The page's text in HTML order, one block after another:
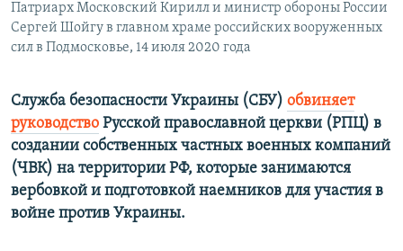
УКРАИНСКАЯ ПРОБЛЕМА КРЫМА
Все сайты RFE/RL
Патриарх Московский Кирилл и министр обороны России
Сергей Шойгу в главном храме российских вооруженных
сил в Подмосковье, 14 июля 2020 года
Служба безопасности Украины (СБУ) обвиняет
руководство Русской православной церкви (РПЦ) в
создании собственных частных военных компаний
(ЧВК) на территории РФ, которые занимаются
вербовкой и подготовкой наемников для участия в
войне против Украины.